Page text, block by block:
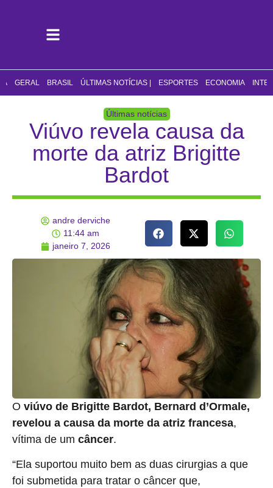
GERAL BRASIL ÚLTIMAS NOTÍCIAS | ESPORTES ECONOMIA
Últimas notícias
Viúvo revela causa da
morte da atriz Brigitte
Bardot
andre derviche
11:44 am
janeiro 7, 2026
O viúvo de Brigitte Bardot, Bernard d’Ormale,
revelou a causa da morte da atriz francesa,
vítima de um câncer.
“Ela suportou muito bem as duas cirurgias a que
foi submetida para tratar o câncer que,